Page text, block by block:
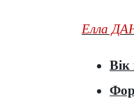
Елла
Вік